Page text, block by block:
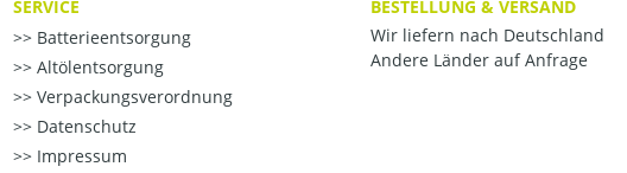
SERVICE
Batterieentsorgung
Altölentsorgung
Verpackungsverordnung
Datenschutz
Impressum
BESTELLUNG & VERSAND
Wir liefern nach Deutschland
Andere Länder auf Anfrage